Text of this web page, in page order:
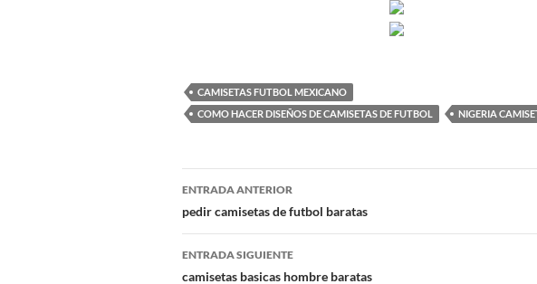
CAMISETAS FUTBOL MEXICANO
COMO HACER DISEÑOS DE CAMISETAS DE FUTBOL
NIGERIA
Navegación
de
entradas
ENTRADA ANTERIOR
pedir camisetas de futbol baratas
ENTRADA SIGUIENTE
camisetas basicas hombre baratas